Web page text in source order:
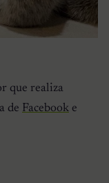
que realiza
de Facebook e